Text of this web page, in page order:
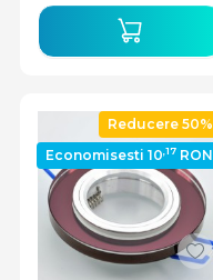
Reducere 50%
Economisesti 10,17 RON